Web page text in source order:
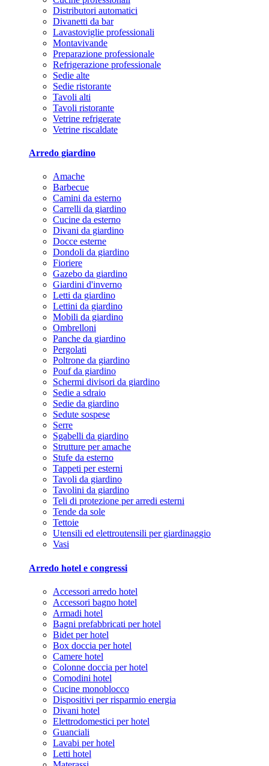
Distributori automatici
Divanetti da bar
Lavastoviglie professionali
Montavivande
Preparazione professionale
Refrigerazione professionale
Sedie alte
Sedie ristorante
Tavoli alti
Tavoli ristorante
Vetrine refrigerate
Vetrine riscaldate
Arredo giardino
Amache
Barbecue
Camini da esterno
Carrelli da giardino
Cucine da esterno
Divani da giardino
Docce esterne
Dondoli da giardino
Fioriere
Gazebo da giardino
Giardini d'inverno
Letti da giardino
Lettini da giardino
Mobili da giardino
Ombrelloni
Panche da giardino
Pergolati
Poltrone da giardino
Pouf da giardino
Schermi divisori da giardino
Sedie a sdraio
Sedie da giardino
Sedute sospese
Serre
Sgabelli da giardino
Strutture per amache
Stufe da esterno
Tappeti per esterni
Tavoli da giardino
Tavolini da giardino
Teli di protezione per arredi esterni
Tende da sole
Tettoie
Utensili ed elettroutensili per giardinaggio
Vasi
Arredo hotel e congressi
Accessori arredo hotel
Accessori bagno hotel
Armadi hotel
Bagni prefabbricati per hotel
Bidet per hotel
Box doccia per hotel
Camere hotel
Colonne doccia per hotel
Comodini hotel
Cucine monoblocco
Dispositivi per risparmio energia
Divani hotel
Elettrodomestici per hotel
Guanciali
Lavabi per hotel
Letti hotel